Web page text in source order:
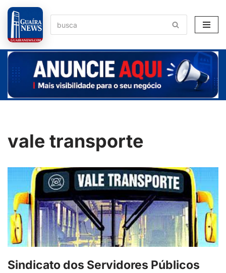
Pular
para
o
conteúdo
vale transporte
Sindicato dos Servidores Públicos